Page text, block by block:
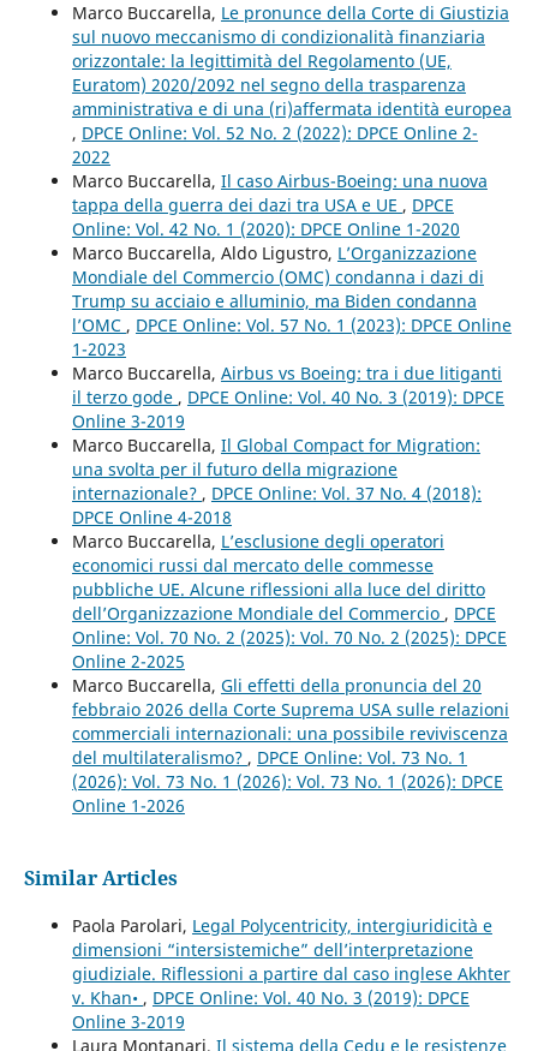
Marco Buccarella, Le pronunce della Corte di Giustizia
sul nuovo meccanismo di condizionalità finanziaria
orizzontale: la legittimità del Regolamento (UE,
Euratom) 2020/2092 nel segno della trasparenza
amministrativa e di una (ri)affermata identità europea
, DPCE Online: Vol. 52 No. 2 (2022): DPCE Online 2-
2022
Marco Buccarella, Il caso Airbus-Boeing: una nuova
tappa della guerra dei dazi tra USA e UE , DPCE
Online: Vol. 42 No. 1 (2020): DPCE Online 1-2020
Marco Buccarella, Aldo Ligustro, L’Organizzazione
Mondiale del Commercio (OMC) condanna i dazi di
Trump su acciaio e alluminio, ma Biden condanna
l’OMC , DPCE Online: Vol. 57 No. 1 (2023): DPCE Online
1-2023
Marco Buccarella, Airbus vs Boeing: tra i due litiganti
il terzo gode , DPCE Online: Vol. 40 No. 3 (2019): DPCE
Online 3-2019
Marco Buccarella, Il Global Compact for Migration:
una svolta per il futuro della migrazione
internazionale? , DPCE Online: Vol. 37 No. 4 (2018):
DPCE Online 4-2018
Marco Buccarella, L’esclusione degli operatori
economici russi dal mercato delle commesse
pubbliche UE. Alcune riflessioni alla luce del diritto
dell’Organizzazione Mondiale del Commercio , DPCE
Online: Vol. 70 No. 2 (2025): Vol. 70 No. 2 (2025): DPCE
Online 2-2025
Marco Buccarella, Gli effetti della pronuncia del 20
febbraio 2026 della Corte Suprema USA sulle relazioni
commerciali internazionali: una possibile reviviscenza
del multilateralismo? , DPCE Online: Vol. 73 No. 1
(2026): Vol. 73 No. 1 (2026): Vol. 73 No. 1 (2026): DPCE
Online 1-2026
Similar Articles
Paola Parolari, Legal Polycentricity, intergiuridicità e
dimensioni “intersistemiche” dell’interpretazione
giudiziale. Riflessioni a partire dal caso inglese Akhter
v. Khan• , DPCE Online: Vol. 40 No. 3 (2019): DPCE
Online 3-2019
Laura Montanari, Il sistema della Cedu e le resistenze